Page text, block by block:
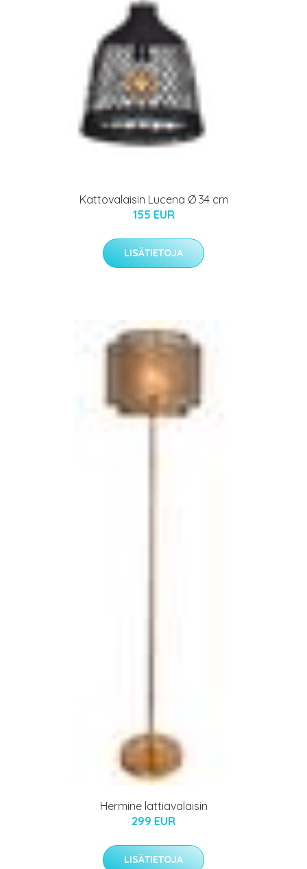
Kattovalaisin Lucena Ø 34 cm
155 EUR
LISÄTIETOJA
Hermine lattiavalaisin
299 EUR
LISÄTIETOJA